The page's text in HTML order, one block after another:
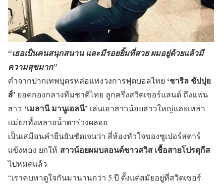
“เธอเป็นคนสนุกสนาน และมีรอยยิ้มที่สวย ผมอยู่ด้วยแล้วมี
ความสุขมาก”
คำจากปากเทพบุตรหล่อแห่งวงการฟุตบอลไทย ‘ชาริล ชัปปุย
ส์’ ยอดกองกลางทีมชาติไทย ลูกครึ่งสวิตเซอร์แลนด์ ถึงแฟน
สาว ‘เมลานี มานูเอลนี’ เล่นเอาสาวน้อยสาวใหญ่และเหล่า
แม่ยกทั้งหลายน้ำตาร่วงผลอย
เป็นเสมือนคำยืนยันชัดเจนว่า สี่ห้องหัวใจของซูเปอร์สตาร์
แข้งทอง ยกให้ สาวน้อยผมบลอนด์ชาวสวิส เชื้อสายโปรตุกีส
ไปหมดแล้ว
“เราคบหาดูใจกันมานานกว่า 5 ปี ตั้งแต่สมัยอยู่ที่สวิตเซอร์